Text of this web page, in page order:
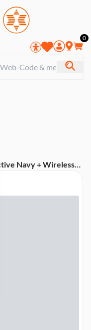
0
Navy + Wireless-